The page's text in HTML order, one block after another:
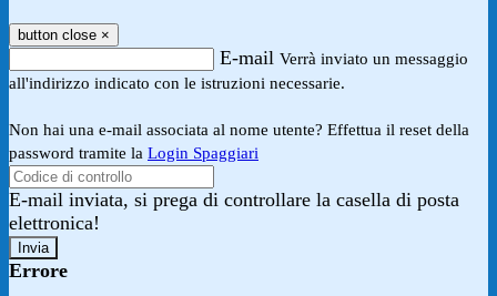
button close ×
E-mail Verrà inviato un messaggio
all'indirizzo indicato con le istruzioni necessarie.
Non hai una e-mail associata al nome utente? Effettua il reset della
password tramite la Login Spaggiari
E-mail inviata, si prega di controllare la casella di posta
elettronica!
Errore